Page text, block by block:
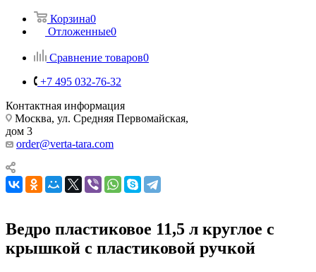
Корзина0
Отложенные0
Сравнение товаров0
+7 495 032-76-32
Контактная информация
Москва, ул. Средняя Первомайская,
дом 3
order@verta-tara.com
Ведро пластиковое 11,5 л круглое с
крышкой с пластиковой ручкой